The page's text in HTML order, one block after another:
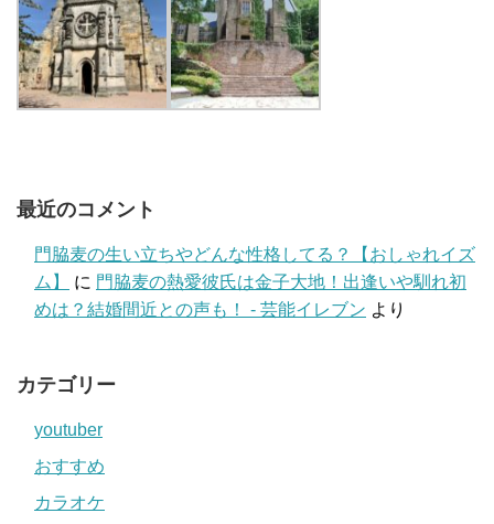
最近のコメント
門脇麦の生い立ちやどんな性格してる？【おしゃれイズ
ム】
に 門脇麦の熱愛彼氏は金子大地！出逢いや馴れ初
めは？結婚間近との声も！ - 芸能イレブン より
カテゴリー
youtuber
おすすめ
カラオケ